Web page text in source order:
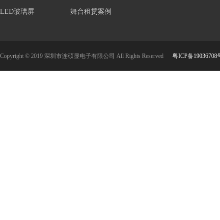
LED玻璃屏 舞台租赁案例
Copyright © 2019 深圳市连硕显电子有限公司 All Rights Reserved 粤ICP备19036708